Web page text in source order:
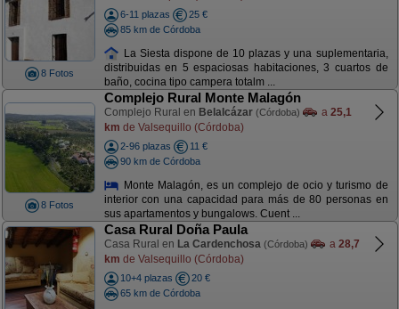
8 Fotos
6-11 plazas
25 €
85 km de Córdoba
La Siesta dispone de 10 plazas y una suplementaria,
distribuidas en 5 espaciosas habitaciones, 3 cuartos de
baño, cocina tipo campera totalm ...
8 Fotos
Complejo Rural Monte Malagón
Complejo Rural en Belalcázar (Córdoba) a 25,1
km de Valsequillo (Córdoba)
2-96 plazas
11 €
90 km de Córdoba
Monte Malagón, es un complejo de ocio y turismo de
interior con una capacidad para más de 80 personas en
sus apartamentos y bungalows. Cuent ...
Casa Rural Doña Paula
Casa Rural en La Cardenchosa (Córdoba) a 28,7
km de Valsequillo (Córdoba)
10+4 plazas
20 €
65 km de Córdoba